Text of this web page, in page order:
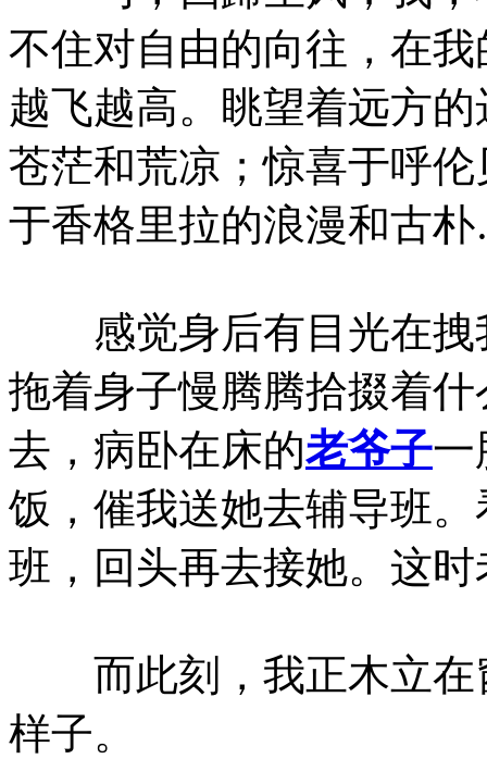
不住对自由的向往，在
越飞越高。眺望着远方
苍茫和荒凉；惊喜于呼
于香格里拉的浪漫和古
感觉身后有目光在拽
拖着身子慢腾腾拾掇着
去，病卧在床的老爷子一
饭，催我送她去辅导班
班，回头再去接她。这
而此刻，我正木立在
样子。